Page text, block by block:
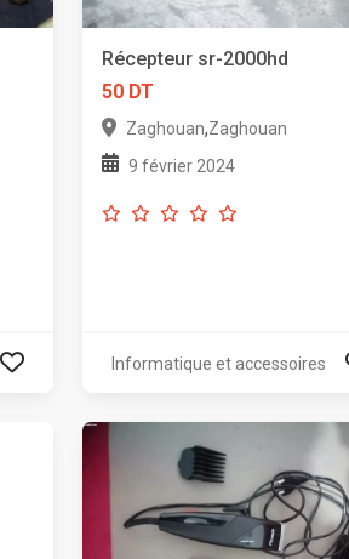
Récepteur sr-2000hd
50 DT
Zaghouan,Zaghouan
9 février 2024
Informatique et accessoires